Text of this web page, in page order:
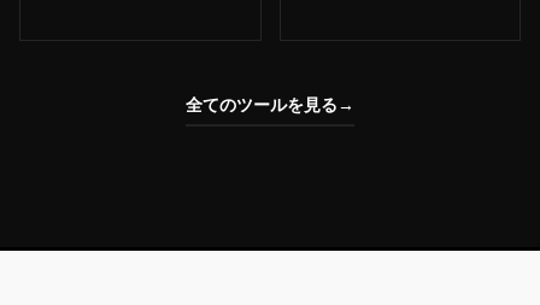
全てのツールを見る→